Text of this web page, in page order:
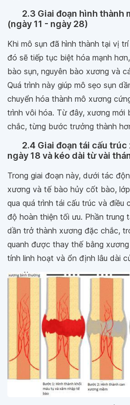
2.3 Giai đoạn hình thành
(ngày 11 - ngày 28)
Khi mô sụn đã hình thành tại vị
đó sẽ tiếp tục biệt hóa mạnh
bào sụn, nguyên bào xương và
Quá trình này giúp mô sẹo sụn
chuyển hóa thành mô xương
trình vôi hóa. Từ đây, xương mới
chắc, từng bước trưởng thành
2.4 Giai đoạn tái cấu
ngày 18 và kéo dài từ vài
Trong giai đoạn này, dưới tác
xương và tế bào hủy cốt bào,
qua quá trình tái cấu trúc và điều
độ hoàn thiện tối ưu. Phần trung
dần trở thành xương đặc chắc,
quanh được thay thế bằng
tính linh hoạt và ổn định lâu dài